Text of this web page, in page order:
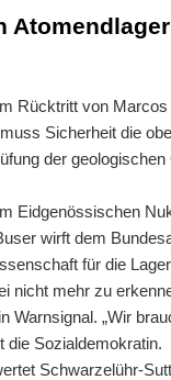
Rücktritt von
Sicherheit die
der
Eidgenössischen
wirft dem
für die
nicht mehr zu
„Wir
die Sozialdemokratin.
Schwarzelühr-